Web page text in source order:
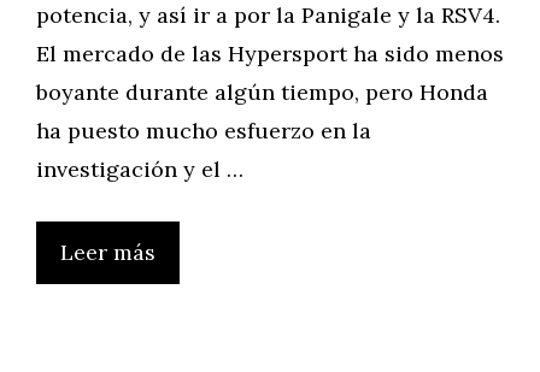
potencia, y así ir a por la Panigale y la RSV4.
El mercado de las Hypersport ha sido menos
boyante durante algún tiempo, pero Honda
ha puesto mucho esfuerzo en la
investigación y el …
Leer más